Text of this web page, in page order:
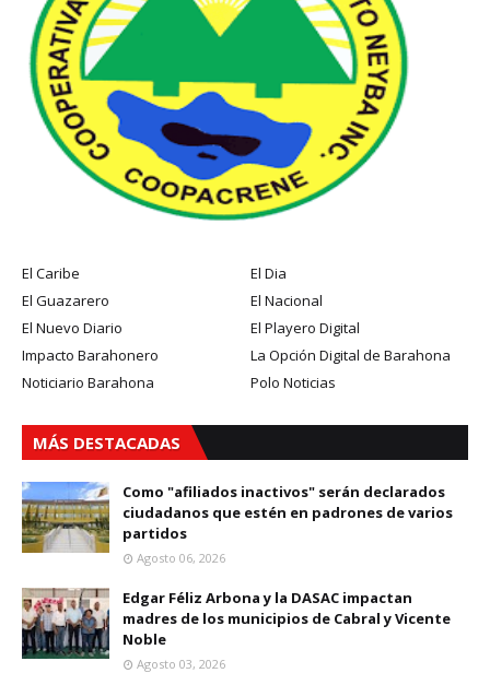
El Caribe
El Dia
El Guazarero
El Nacional
El Nuevo Diario
El Playero Digital
Impacto Barahonero
La Opción Digital de Barahona
Noticiario Barahona
Polo Noticias
MÁS DESTACADAS
Como "afiliados inactivos" serán declarados
ciudadanos que estén en padrones de varios
partidos
Agosto 06, 2026
Edgar Féliz Arbona y la DASAC impactan
madres de los municipios de Cabral y Vicente
Noble
Agosto 03, 2026